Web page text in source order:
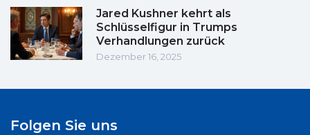
Jared Kushner kehrt als
Schlüsselfigur in Trumps
Verhandlungen zurück
Dezember 16, 2025
Folgen Sie uns